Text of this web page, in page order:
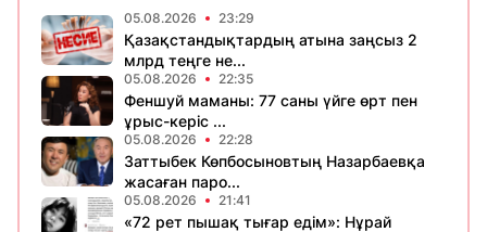
05.08.2026 23:29
Қазақстандықтардың атына заңсыз 2
млрд теңге не...
05.08.2026 22:35
Феншуй маманы: 77 саны үйге өрт пен
ұрыс-керіс ...
05.08.2026 22:28
Заттыбек Көпбосыновтың Назарбаевқа
жасаған паро...
05.08.2026 21:41
«72 рет пышақ тығар едім»: Нұрай